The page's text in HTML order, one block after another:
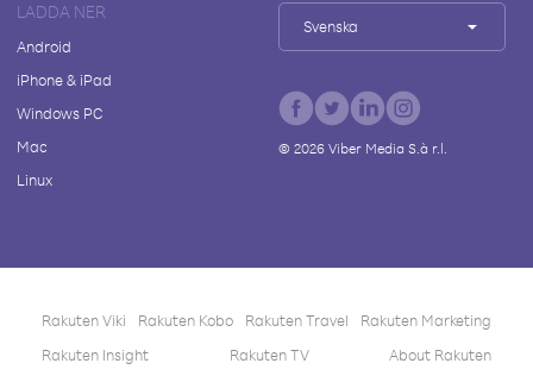
LADDA NER
Android
iPhone & iPad
Windows PC
Mac
Linux
Svenska
© 2026Viber Media S.à r.l.
Rakuten Viki Rakuten Kobo Rakuten Travel
Rakuten Marketing
Rakuten Insight
Rakuten TV About Rakuten